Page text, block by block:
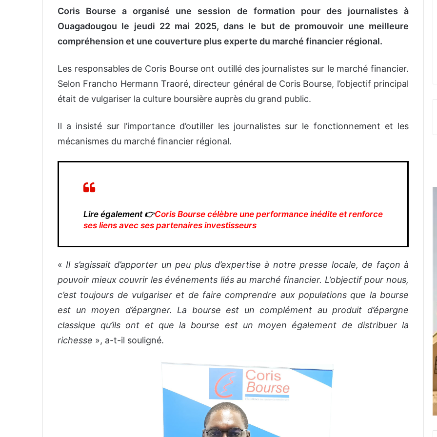
Coris Bourse a organisé une session de formation pour des journalistes à
Ouagadougou le jeudi 22 mai 2025, dans le but de promouvoir une meilleure
compréhension et une couverture plus experte du marché financier régional.
Les responsables de Coris Bourse ont outillé des journalistes sur le marché financier.
Selon Francho Hermann Traoré, directeur général de Coris Bourse, l’objectif principal
était de vulgariser la culture boursière auprès du grand public.
Il a insisté sur l’importance d’outiller les journalistes sur le fonctionnement et les
mécanismes du marché financier régional.
Lire également 👉Coris Bourse célèbre une performance inédite et renforce
ses liens avec ses partenaires investisseurs
« Il s’agissait d’apporter un peu plus d’expertise à notre presse locale, de façon à
pouvoir mieux couvrir les événements liés au marché financier. L’objectif pour nous,
c’est toujours de vulgariser et de faire comprendre aux populations que la bourse
est un moyen d’épargner. La bourse est un complément au produit d’épargne
classique qu’ils ont et que la bourse est un moyen également de distribuer la
richesse », a-t-il souligné.